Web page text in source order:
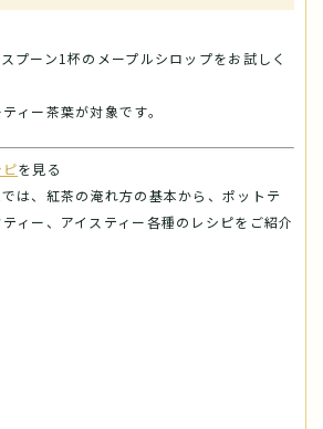
プーン1杯のメープルシロップをお試しく
ィー茶葉が対象です。
を見る
は、紅茶の淹れ方の基本から、ポットテ
ィー、アイスティー各種のレシピをご紹介